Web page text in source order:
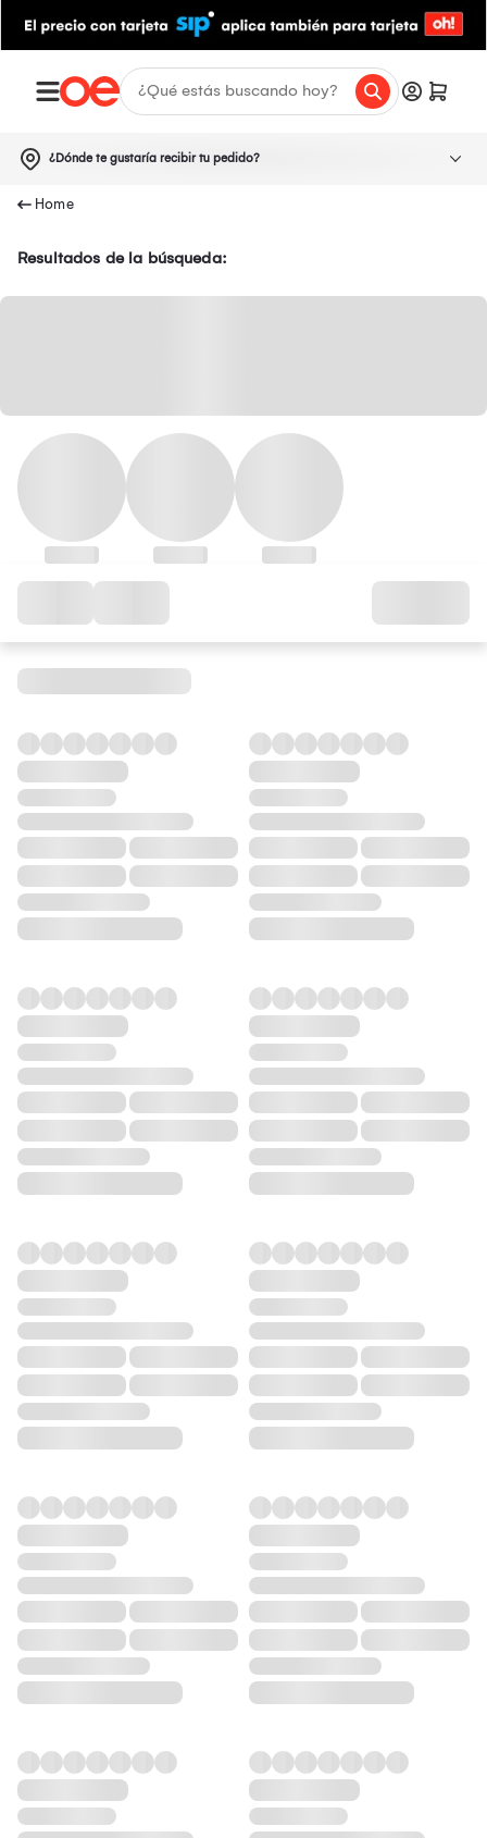
¿Dónde te gustaría recibir tu pedido?
Resultados de la búsqueda: